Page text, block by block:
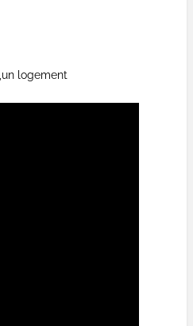
logement